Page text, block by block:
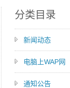
分类目录
新闻动态
电脑上WAP网
通知公告